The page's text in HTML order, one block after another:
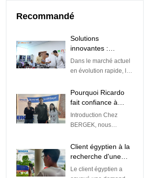
Recommandé
Solutions
innovantes :
partenariat avec
BERGEK pour
mesure
Dans le marché actuel
en évolution rapide, la
partenaire de
fabrication
idées de produits peut
ardue. Cependant,
avec l'expertise et les
capacités appropriées,
Pourquoi Ricardo
fait confiance à
BERGEK : une
histoire de
résultats
exceptionnels
Introduction Chez
BERGEK, nous
plus qu'une simple
entreprise d'usinage
tôles et de moulage par
Client égyptien à la
recherche d'une
fabrication de
tôlerie
Le client égyptien a